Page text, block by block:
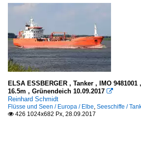
ELSA ESSBERGER , Tanker , IMO
16.5m , Grünendeich 10.09.2017 
Reinhard Schmidt
Flüsse und Seen / Europa / Elbe, Seeschiffe /
 426 1024x682 Px, 28.09.2017